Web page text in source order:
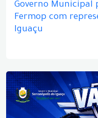
Governo Municipal
Fermop com
Iguaçu